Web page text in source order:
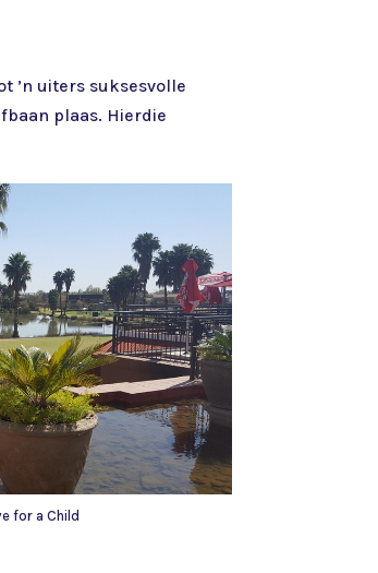
’n uiters suksesvolle
plaas. Hierdie
for a Child